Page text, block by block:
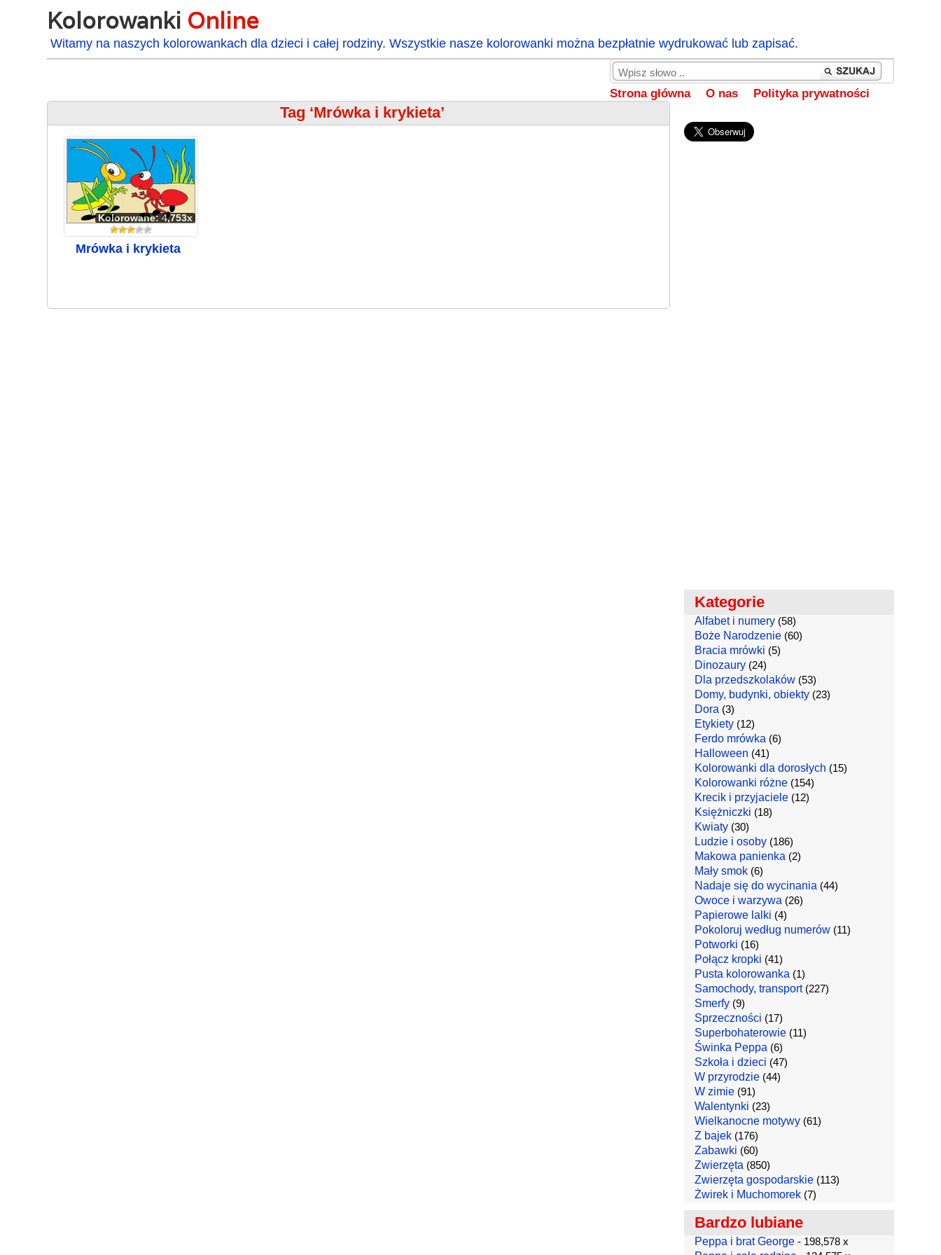
Kolorowanki Online
Witamy na naszych kolorowankach dla dzieci i całej rodziny. Wszystkie nasze kolorowanki można bezpłatnie wydrukować lub zapisać.
Strona główna O nas Polityka prywatności
Tag ‘Mrówka i krykieta’
Kolorowane: 4,753x
Mrówka i krykieta
Kategorie
Alfabet i numery(58)
Boże Narodzenie(60)
Bracia mrówki (5)
Dinozaury(24)
Dla przedszkolaków(53)
Domy, budynki, obiekty(23)
Dora (3)
Etykiety(12)
Ferdo mrówka (6)
Halloween (41)
Kolorowanki dla dorosłych (15)
Kolorowanki różne(154)
Krecik i przyjaciele(12)
Księżniczki (18)
Kwiaty(30)
Ludzie i osoby(186)
Makowa panienka (2)
Mały smok(6)
Nadaje się do wycinania (44)
Owoce i warzywa (26)
Papierowe lalki (4)
Pokoloruj według numerów(11)
Potworki (16)
Połącz kropki (41)
Pusta kolorowanka (1)
Samochody, transport(227)
Smerfy(9)
Sprzeczności (17)
Superbohaterowie(11)
Świnka Peppa (6)
Szkoła i dzieci (47)
W przyrodzie(44)
W zimie(91)
Walentynki (23)
Wielkanocne motywy(61)
Z bajek(176)
Zabawki (60)
Zwierzęta (850)
Zwierzęta gospodarskie(113)
Żwirek i Muchomorek(7)
Bardzo lubiane
Peppa i brat George- 198,578 x